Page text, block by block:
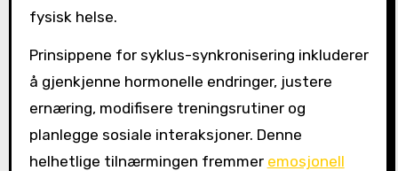
fysisk helse.
Prinsippene for syklus-synkronisering inkluderer
å gjenkjenne hormonelle endringer, justere
ernæring, modifisere treningsrutiner og
planlegge sosiale interaksjoner. Denne
helhetlige tilnærmingen fremmer emosjonell